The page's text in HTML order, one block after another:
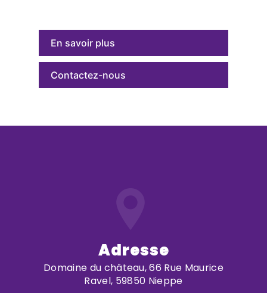
En savoir plus
Contactez-nous
Adresse
Domaine du château, 66 Rue Maurice
Ravel, 59850 Nieppe